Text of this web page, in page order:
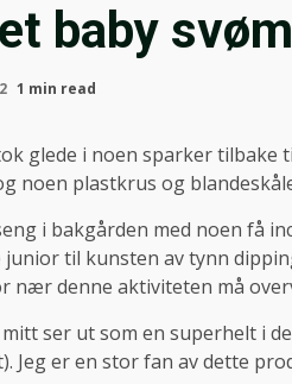
baby
1 min read
glede i noen sparker tilbake
noen plastkrus og
i bakgården med noen få
til kunsten av tynn
nær denne aktiviteten må
ser ut som en superhelt i
Jeg er en stor fan av dette